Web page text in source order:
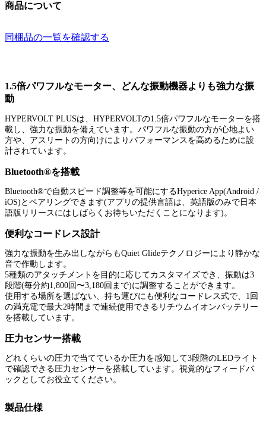
商品について
同梱品の一覧を確認する
1.5倍パワフルなモーター、どんな振動機器よりも強力な振
動
HYPERVOLT PLUSは、HYPERVOLTの1.5倍パワフルなモーターを搭
載し、強力な振動を備えています。パワフルな振動の方が心地よい
方や、アスリートの方向けによりパフォーマンスを高めるために設
計されています。
Bluetooth®を搭載
Bluetooth®で自動スピード調整等を可能にするHyperice App(Android /
iOS)とペアリングできます(アプリの提供言語は、英語版のみで日本
語版リリースにはしばらくお待ちいただくことになります)。
便利なコードレス設計
強力な振動を生み出しながらもQuiet Glideテクノロジーにより静かな
音で作動します。
5種類のアタッチメントを目的に応じてカスタマイズでき、振動は3
段階(毎分約1,800回〜3,180回まで)に調整することができます。
使用する場所を選ばない、持ち運びにも便利なコードレス式で、1回
の満充電で最大2時間まで連続使用できるリチウムイオンバッテリー
を搭載しています。
圧力センサー搭載
どれくらいの圧力で当てているか圧力を感知して3段階のLEDライト
で確認できる圧力センサーを搭載しています。視覚的なフィードバ
ックとしてお役立てください。
製品仕様